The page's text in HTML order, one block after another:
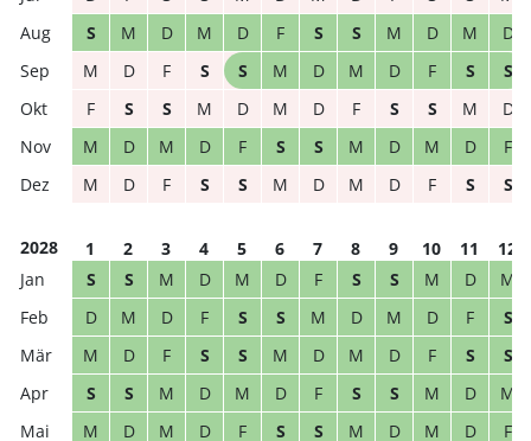
S
M D M D F S S M D M
D
M
D F S S M D M D F S
S
F
S S M D M D F S S M
D
M
D M D F S S M D M D
F
M
D F S S M D M D F S S
2028 1 2 3 4 5 6 7 8 9 10 11
12
S
S M D M D F S S M D
M
D
M D F S S M D M D F
S
M
D F S S M D M D F S
S
S
S M D M D F S S M D
M
M
D M D F S S M D M D F